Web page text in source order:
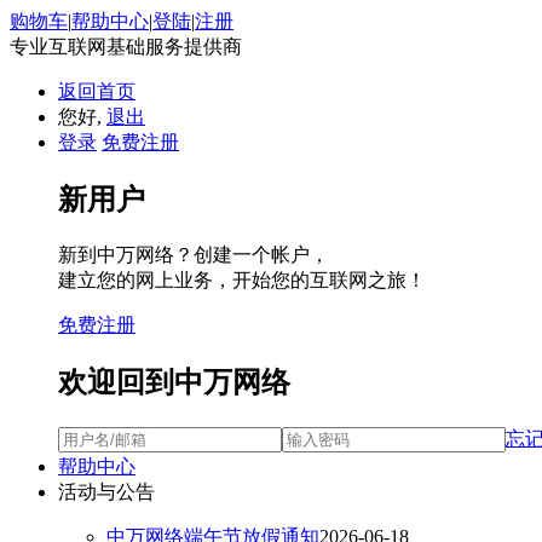
购物车|帮助中心|登陆|注册
专业互联网基础服务提供商
返回首页
您好, 退出
登录 免费注册
新用户
新到中万网络？创建一个帐户，
建立您的网上业务，开始您的互联网之旅！
免费注册
欢迎回到中万网络
忘
帮助中心
活动与公告
中万网络端午节放假通知2026-06-18